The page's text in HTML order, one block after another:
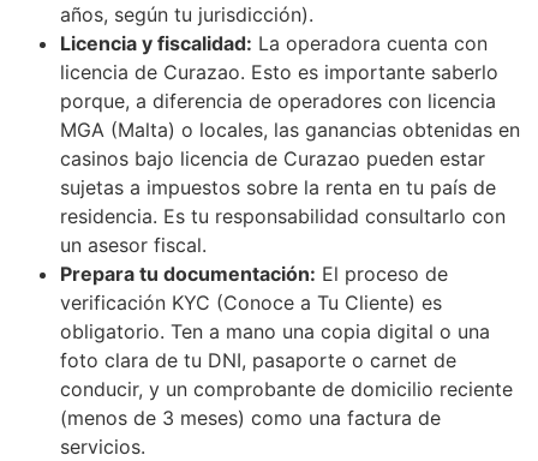
años, según tu jurisdicción).
Licencia y fiscalidad: La operadora cuenta con
licencia de Curazao. Esto es importante saberlo
porque, a diferencia de operadores con licencia
MGA (Malta) o locales, las ganancias obtenidas en
casinos bajo licencia de Curazao pueden estar
sujetas a impuestos sobre la renta en tu país de
residencia. Es tu responsabilidad consultarlo con
un asesor fiscal.
Prepara tu documentación: El proceso de
verificación KYC (Conoce a Tu Cliente) es
obligatorio. Ten a mano una copia digital o una
foto clara de tu DNI, pasaporte o carnet de
conducir, y un comprobante de domicilio reciente
(menos de 3 meses) como una factura de
servicios.